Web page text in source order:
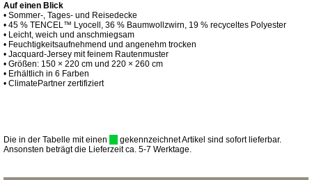
Auf einen Blick
• Sommer-, Tages- und Reisedecke
• 45 % TENCEL™ Lyocell, 36 % Baumwollzwirn, 19 % recyceltes Polyester
• Leicht, weich und anschmiegsam
• Feuchtigkeitsaufnehmend und angenehm trocken
• Jacquard-Jersey mit feinem Rautenmuster
• Größen: 150 × 220 cm und 220 × 260 cm
• Erhältlich in 6 Farben
• ClimatePartner zertifiziert
Die in der Tabelle mit einen
gekennzeichnet Artikel sind sofort lieferbar.
Ansonsten beträgt die Lieferzeit ca. 5-7 Werktage.